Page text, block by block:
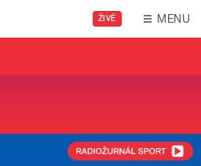
ŽIVĚ MENU